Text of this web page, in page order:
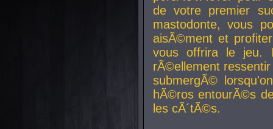
de votre premier
mastodonte, vous
aisÃ©ment et
vous offrira le jeu.
rÃ©ellement
submergÃ©
hÃ©ros entourÃ©s
les cÃ´tÃ©s.